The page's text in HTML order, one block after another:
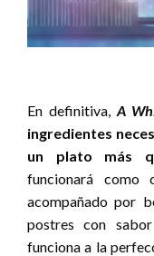
En definitiva, A
ingredientes
un plato más
funcionará como
acompañado por
postres con
funciona a la